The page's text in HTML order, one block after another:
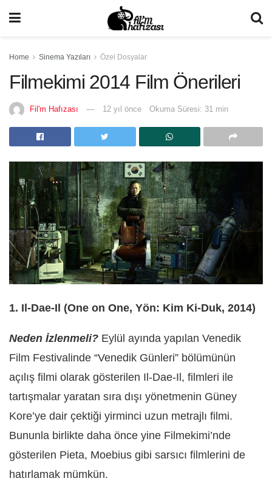
Home Sinema Yazıları Özel Dosyalar
Filmekimi 2014 Film Önerileri
Fil'm Hafızası 12 yıl önce Okuma Süresi: 31 min
1. Il-Dae-Il (One on One, Yön: Kim Ki-Duk, 2014)
Neden İzlenmeli? Eylül ayında yapılan Venedik
Film Festivalinde “Venedik Günleri” bölümünün
açılış filmi olarak gösterilen Il-Dae-Il, filmleri ile
tartışmalar yaratan sıra dışı yönetmenin Güney
Kore’ye dair çektiği yirminci uzun metrajlı filmi.
Bununla birlikte daha önce yine Filmekimi’nde
gösterilen Pieta, Moebius gibi sarsıcı filmlerini de
hatırlamak mümkün.